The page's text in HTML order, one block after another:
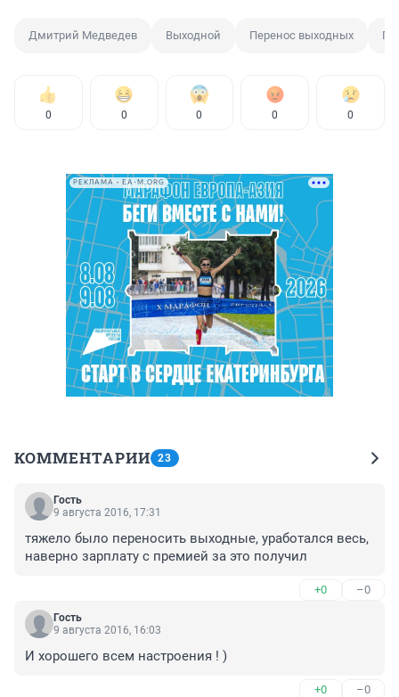
Дмитрий Медведев Выходной Перенос выходных
0 0 0 0 0
РЕКЛАМА • EA-M.ORG
КОММЕНТАРИИ 23
Гость
9 августа 2016, 17:31
тяжело было переносить выходные, уработался весь,
наверно зарплату с премией за это получил
+0 –0
Гость
9 августа 2016, 16:03
И хорошего всем настроения ! )
+0 –0